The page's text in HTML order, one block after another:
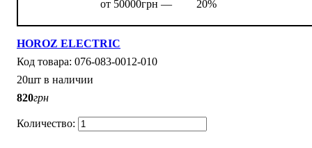
от 50000грн —
20%
HOROZ ELECTRIC
076-083-0012-010
20шт в наличии
820грн